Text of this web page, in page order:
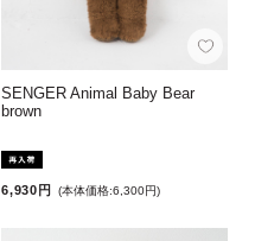
SENGER Animal Baby Bear
brown
6,930円 (本体価格:6,300円)